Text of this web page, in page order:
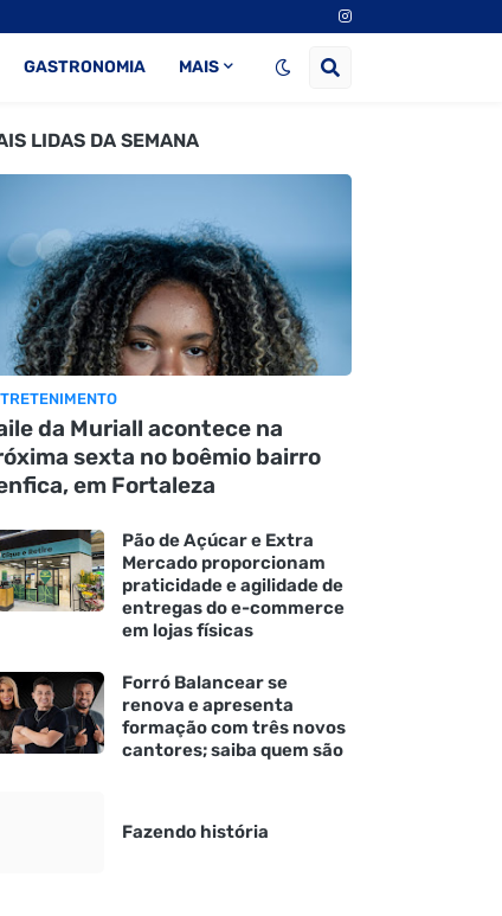
GASTRONOMIA MAIS
LIDAS DA SEMANA
da Muriall acontece na
sexta no boêmio bairro
em Fortaleza
Pão de Açúcar e Extra
Mercado proporcionam
praticidade e agilidade de
entregas do e-commerce
em lojas físicas
Forró Balancear se
renova e apresenta
formação com três novos
cantores; saiba quem são
Fazendo história